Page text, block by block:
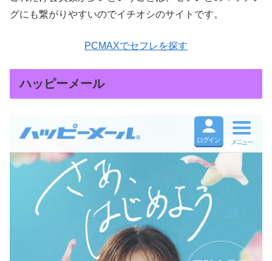
グにも繋がりやすいのでイチオシのサイトです。
PCMAXでセフレを探す
ハッピーメール